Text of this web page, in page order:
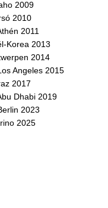
2009
2010
2011
Korea 2013
2014
Angeles 2015
2017
Dhabi 2019
2023
2025